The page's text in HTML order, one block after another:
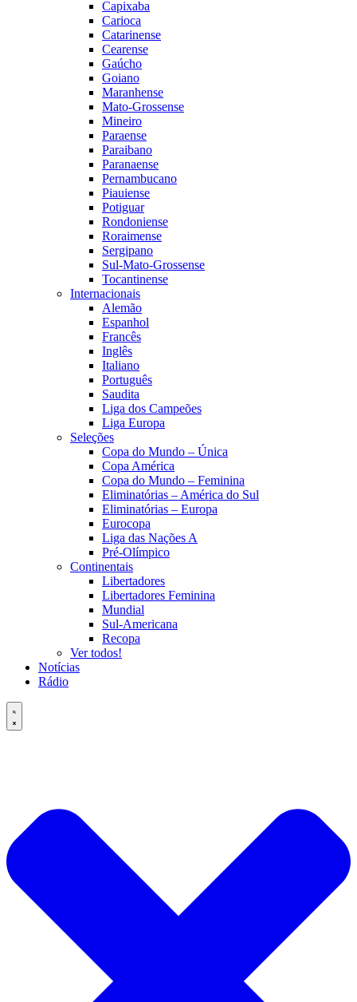
Capixaba
Carioca
Catarinense
Cearense
Gaúcho
Goiano
Maranhense
Mato-Grossense
Mineiro
Paraense
Paraibano
Paranaense
Pernambucano
Piauiense
Potiguar
Rondoniense
Roraimense
Sergipano
Sul-Mato-Grossense
Tocantinense
Internacionais
Alemão
Espanhol
Francês
Inglês
Italiano
Português
Saudita
Liga dos Campeões
Liga Europa
Seleções
Copa do Mundo – Única
Copa América
Copa do Mundo – Feminina
Eliminatórias – América do Sul
Eliminatórias – Europa
Eurocopa
Liga das Nações A
Pré-Olímpico
Continentais
Libertadores
Libertadores Feminina
Mundial
Sul-Americana
Recopa
Ver todos!
Notícias
Rádio